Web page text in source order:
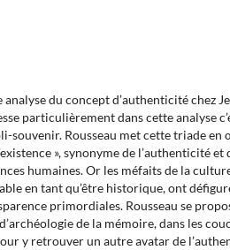
du concept d’authenticité chez
particulièrement dans cette analyse
souvenir. Rousseau met cette triade en
», synonyme de l’authenticité et
humaines. Or les méfaits de la
en tant qu’être historique, ont
primordiales. Rousseau se
de la mémoire, dans les
y retrouver un autre avatar de